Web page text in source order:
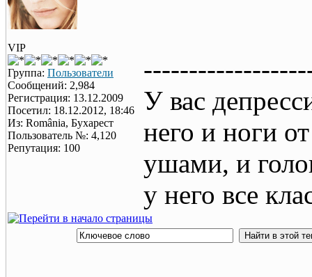
VIP
Группа: Пользователи
Сообщений: 2,984
Регистрация: 13.12.2009
Посетил: 18.12.2012, 18:46
Из: România, Бухарест
Пользователь №: 4,120
Репутация: 100
У вас
него и ноги
ушами, и
у него все